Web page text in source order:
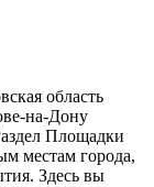
область
на-Дону
Площадки
местам города,
Здесь вы